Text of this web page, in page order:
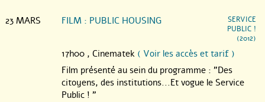
23 MARS FILM : PUBLIC HOUSING
SERVICE
PUBLIC !
(2012)
17h00 , Cinematek ( Voir les accès et tarif )
Film présenté au sein du programme : "Des
citoyens, des institutions...Et vogue le Service
Public ! "